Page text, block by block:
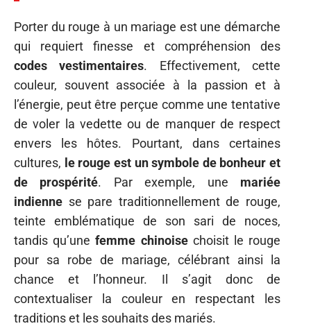
Porter du rouge à un mariage est une démarche
qui requiert finesse et compréhension des
codes vestimentaires. Effectivement, cette
couleur, souvent associée à la passion et à
l’énergie, peut être perçue comme une tentative
de voler la vedette ou de manquer de respect
envers les hôtes. Pourtant, dans certaines
cultures, le rouge est un symbole de bonheur et
de prospérité. Par exemple, une mariée
indienne se pare traditionnellement de rouge,
teinte emblématique de son sari de noces,
tandis qu’unefemme chinoisechoisit le rouge
pour sa robe de mariage, célébrant ainsi la
chance et l’honneur. Il s’agit donc de
contextualiser la couleur en respectant les
traditions et les souhaits des mariés.